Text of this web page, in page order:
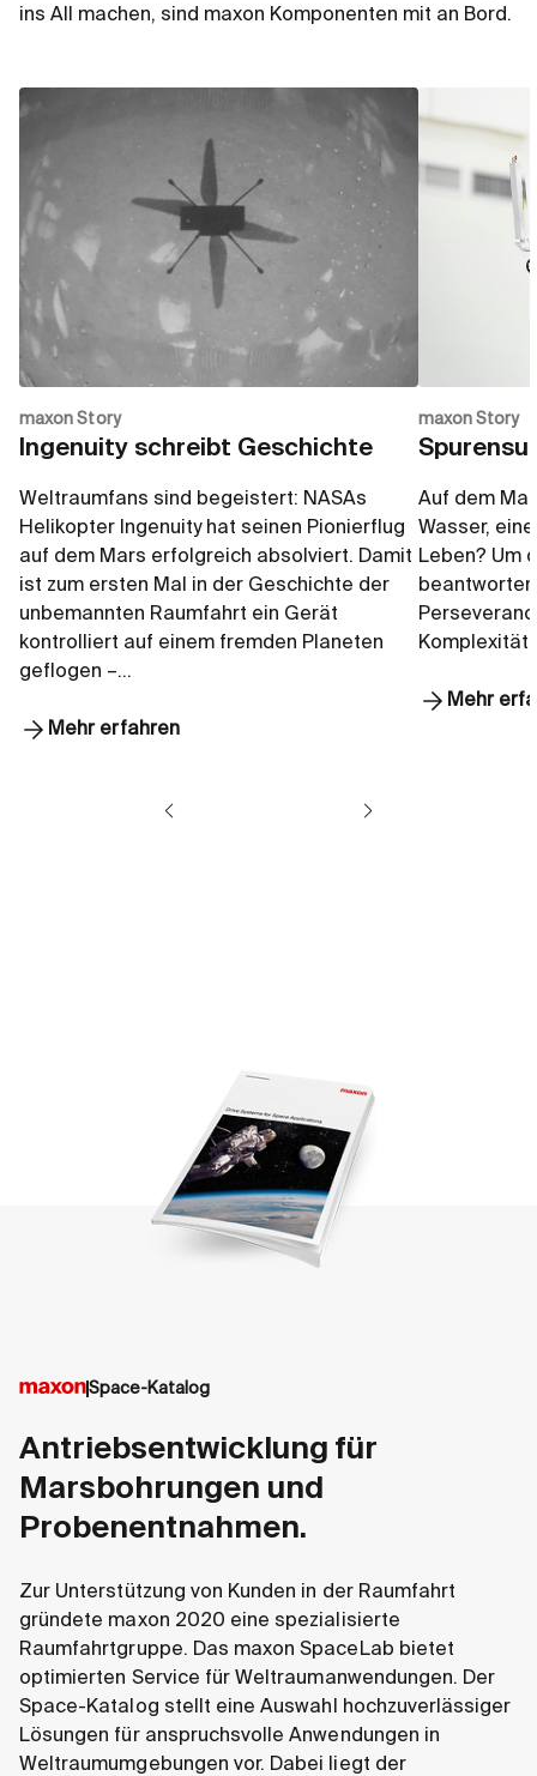
ins All machen, sind maxon Komponenten mit an Bord.
maxon Story
Ingenuity schreibt Geschichte
Weltraumfans sind begeistert: NASAs
Helikopter Ingenuity hat seinen Pionierflug
auf dem Mars erfolgreich absolviert. Damit
ist zum ersten Mal in der Geschichte der
unbemannten Raumfahrt ein Gerät
kontrolliert auf einem fremden Planeten
geflogen –…
Mehr erfahren
maxon Story
Auf dem
Wasser,
Leben? Um
Komplexität
Mehr
Space-Katalog
Antriebsentwicklung für
Marsbohrungen und
Probenentnahmen.
Zur Unterstützung von Kunden in der Raumfahrt
gründete maxon 2020 eine spezialisierte
Raumfahrtgruppe. Das maxon SpaceLab bietet
optimierten Service für Weltraumanwendungen. Der
Space-Katalog stellt eine Auswahl hochzuverlässiger
Lösungen für anspruchsvolle Anwendungen in
Weltraumumgebungen vor. Dabei liegt der